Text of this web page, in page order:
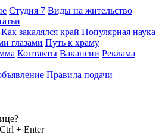
Студия 7 Виды на жительство
Как закалялся край Популярная наука
глазами Путь к храму
Контакты Вакансии Реклама
Правила подачи
+ Enter